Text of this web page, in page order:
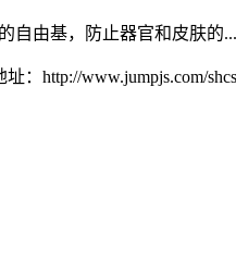
由基，防止器官和皮肤的
http://www.jumpjs.com/